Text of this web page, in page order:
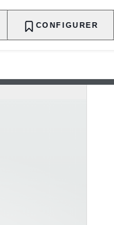
ACHETER MAINTENANT
CONFIGURER